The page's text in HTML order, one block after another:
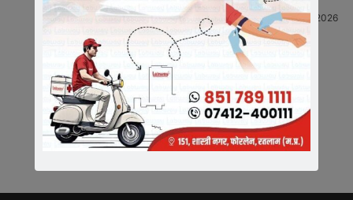
HIGHLIGHTS Neeraj Barmecha - July 12, 2026
भारतीय जनता पार्टी रतलाम जिले में नई
जिम्मेदारियों का ऐलान, ...
BREAKING NEWS Neeraj Barmecha -
July 12, 2026